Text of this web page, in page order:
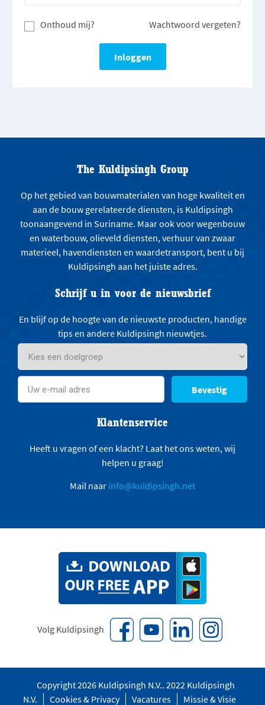
Wachtwoord vergeten?
Onthoud mij?
The Kuldipsingh Group
Op het gebied van bouwmaterialen van hoge kwaliteit en
aan de bouw gerelateerde diensten, is Kuldipsingh
toonaangevend in Suriname. Maar ook voor wegenbouw
en waterbouw, olieveld diensten, verhuur van zwaar
materieel, havendiensten en waardetransport, bent u bij
Kuldipsingh aan het juiste adres.
Schrijf u in voor de nieuwsbrief
En blijf op de hoogte van de nieuwste producten, handige
tips en andere Kuldipsingh nieuwtjes.
Bevestig
Klantenservice
Heeft u vragen of een klacht? Laat het ons weten, wij
helpen u graag!
Mail naar info@kuldipsingh.net
Volg Kuldipsingh
Copyright 2026 Kuldipsingh N.V.. 2022 Kuldipsingh
N.V.
Cookies & Privacy Vacatures Missie & Visie